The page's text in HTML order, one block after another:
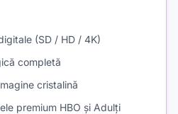
(SD / HD / 4K)
completă
cristalină
premium HBO și Adulți